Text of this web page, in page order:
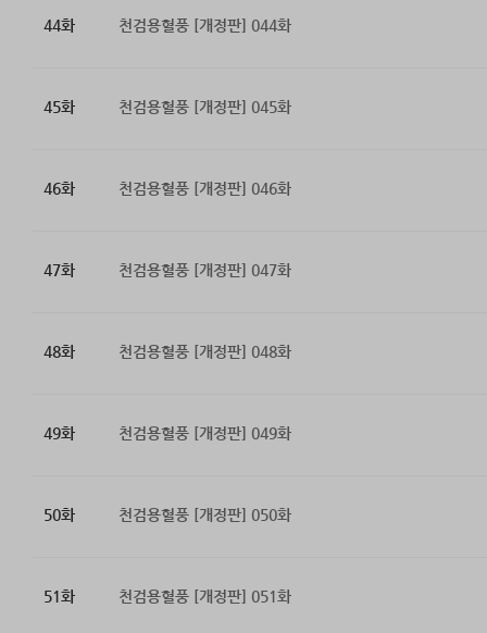
44화 천검용혈풍 [개정판] 044화
45화 천검용혈풍 [개정판] 045화
46화 천검용혈풍 [개정판] 046화
47화 천검용혈풍 [개정판] 047화
48화 천검용혈풍 [개정판] 048화
49화 천검용혈풍 [개정판] 049화
50화 천검용혈풍 [개정판] 050화
51화 천검용혈풍 [개정판] 051화